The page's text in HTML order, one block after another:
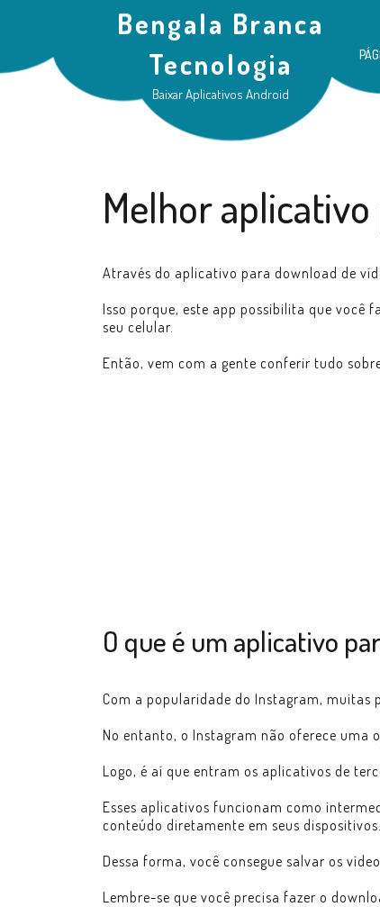
Bengala Branca
Tecnologia
Baixar Aplicativos Android
Melhor
Através do aplicativo para download de
Isso porque, este app possibilita que você
seu celular.
Então, vem com a gente conferir tudo
O que é um aplicativo
Com a popularidade do Instagram, muitas
No entanto, o Instagram não oferece uma
Logo, é aí que entram os aplicativos de
Esses aplicativos funcionam como
conteúdo diretamente em seus dispositivos.
Dessa forma, você consegue salvar os
Lembre-se que você precisa fazer o